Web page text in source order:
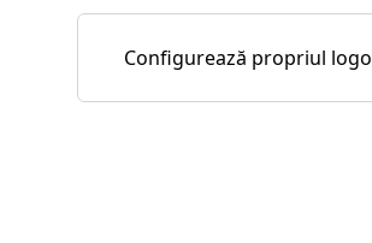
Configurează propriul logo